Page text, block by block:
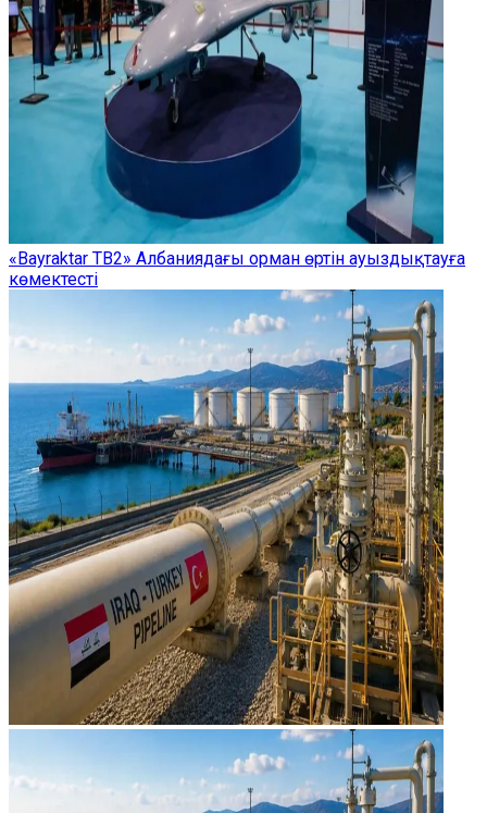
«Bayraktar TB2» Албаниядағы орман өртін ауыздықтауға
көмектесті